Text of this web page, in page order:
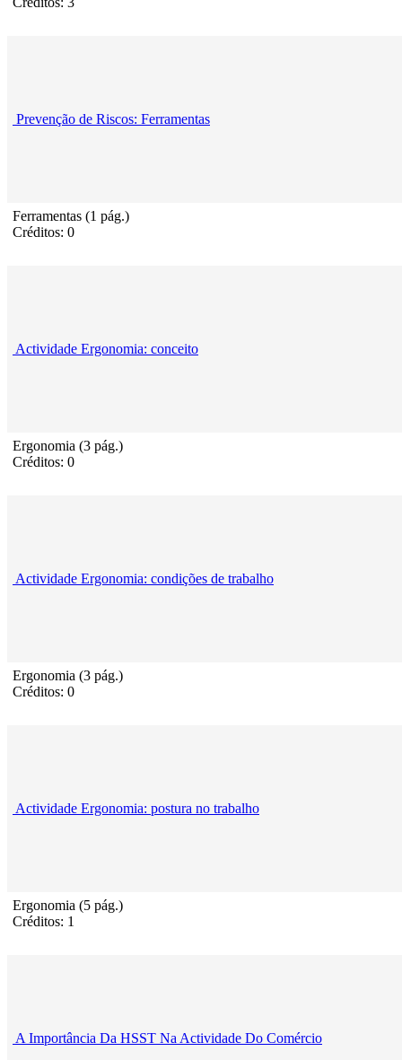
Prevenção de Riscos: Ferramentas
Ferramentas (1 pág.)
Créditos: 0
Actividade Ergonomia: conceito
Ergonomia (3 pág.)
Créditos: 0
Actividade Ergonomia: condições de trabalho
Ergonomia (3 pág.)
Créditos: 0
Actividade Ergonomia: postura no trabalho
Ergonomia (5 pág.)
Créditos: 1
A Importância Da HSST Na Actividade Do Comércio